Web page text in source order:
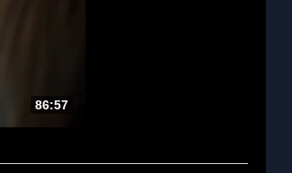
86:57